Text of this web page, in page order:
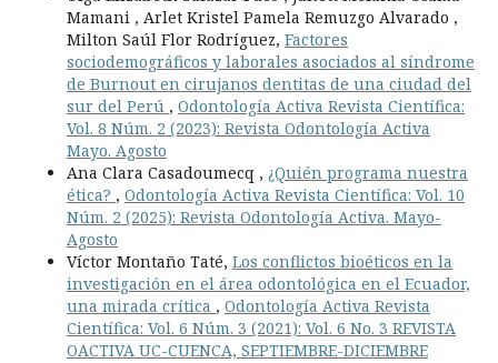
Mamani , Arlet Kristel Pamela Remuzgo Alvarado ,
Milton Saúl Flor Rodríguez, Factores
sociodemográficos y laborales asociados al síndrome
de Burnout en cirujanos dentitas de una ciudad del
sur del Perú , Odontología Activa Revista Científica:
Vol. 8 Núm. 2 (2023): Revista Odontología Activa
Mayo. Agosto
Ana Clara Casadoumecq , ¿Quién programa nuestra
ética? , Odontología Activa Revista Científica: Vol. 10
Núm. 2 (2025): Revista Odontología Activa. Mayo-
Agosto
Víctor Montaño Taté, Los conflictos bioéticos en la
investigación en el área odontológica en el Ecuador,
una mirada crítica , Odontología Activa Revista
Científica: Vol. 6 Núm. 3 (2021): Vol. 6 No. 3 REVISTA
OACTIVA UC-CUENCA, SEPTIEMBRE-DICIEMBRE